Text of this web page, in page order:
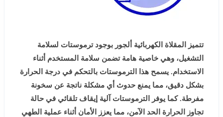
تتميز المقلاة الكهربائية ألجور بوجود ترموستات لسلامة
التشغيل، وهي خاصية هامة تضمن سلامة المستخدم أثناء
الاستخدام. يسمح هذا الترموستات بالتحكم في درجة الحرارة
بشكل دقيق، مما يمنع حدوث أي مشكلة ناتجة عن سخونة
مفرطة. كما يوفر الترموستات آلية إيقاف تلقائي في حالة
تجاوز الحرارة الحد الآمن، مما يعزز الأمان أثناء عملية الطهي